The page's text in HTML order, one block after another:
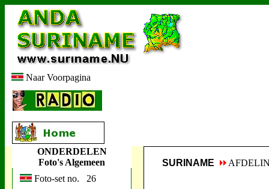
Naar Voorpagina
ONDERDELEN
Foto's Algemeen
Foto-set no. 26
SURINAME